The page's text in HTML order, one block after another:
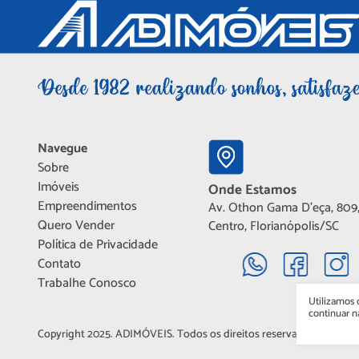
Utilizamos
continuar
Navegue
Sobre
Imóveis
Empreendimentos
Quero Vender
Política de Privacidade
Contato
Trabalhe Conosco
Onde Estamos
Av. Othon Gama D'eça,
Centro, Florianópolis/SC
Copyright 2025. ADIMÓVEIS. Todos os direitos reservados.